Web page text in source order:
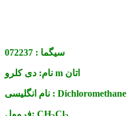
سیگما : 072237
نام: دی کلرو m اتان
نام انگلیسی : Dichloromethane